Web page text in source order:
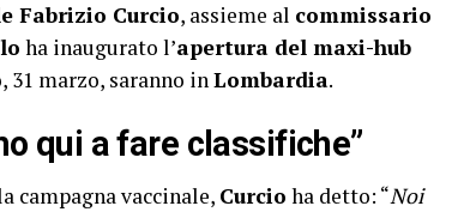
Fabrizio Curcio, assieme al commissario
ha inaugurato l’apertura del maxi-hub
31 marzo, saranno inLombardia.
qui a fare classifiche”
campagna vaccinale, Curcio ha detto: “Noi